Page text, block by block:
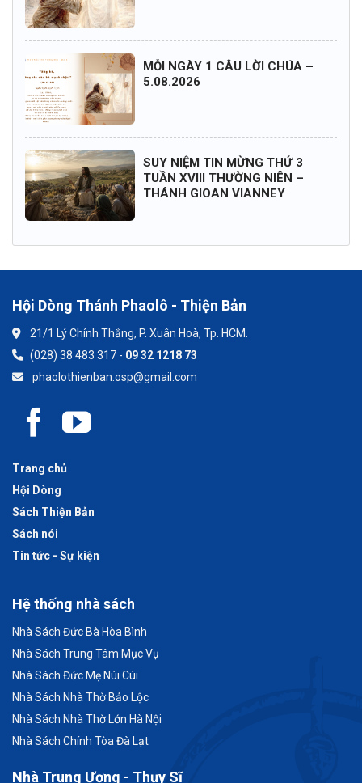
MỖI NGÀY 1 CÂU LỜI CHÚA –
5.08.2026
SUY NIỆM TIN MỪNG THỨ 3
TUẦN XVIII THƯỜNG NIÊN –
THÁNH GIOAN VIANNEY
Hội Dòng Thánh Phaolô - Thiện Bản
21/1 Lý Chính Thắng, P. Xuân Hoà, Tp. HCM.
(028) 38 483 317 - 09 32 1218 73
phaolothienban.osp@gmail.com
Trang chủ
Hội Dòng
Sách Thiện Bản
Sách nói
Tin tức - Sự kiện
Hệ thống nhà sách
Nhà Sách Đức Bà Hòa Bình
Nhà Sách Trung Tâm Mục Vụ
Nhà Sách Đức Mẹ Núi Cúi
Nhà Sách Nhà Thờ Bảo Lộc
Nhà Sách Nhà Thờ Lớn Hà Nội
Nhà Sách Chính Tòa Đà Lạt
Nhà Trung Ương - Thụy Sĩ